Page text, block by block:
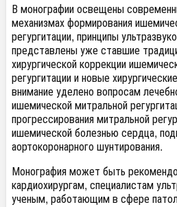
В монографии освещены
механизмах формирования
регургитации, принципы
представлены уже ставшие
хирургической коррекции
регургитации и новые
внимание уделено вопросам
ишемической митральной
прогрессирования митральной
ишемической болезнью сердца,
аортокоронарного шунтирования.
Монография может быть
кардиохирургам, специалистам
ученым, работающим в сфере